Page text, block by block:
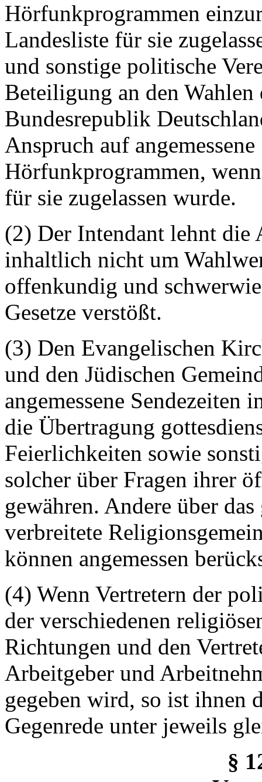
Hörfunkprogrammen
Landesliste für sie
und sonstige politische
Beteiligung an den Wahlen
Bundesrepublik
Anspruch auf
Hörfunkprogrammen,
für sie zugelassen wurde.
(2) Der Intendant lehnt die
inhaltlich nicht um
offenkundig und
Gesetze verstößt.
(3) Den Evangelischen
und den Jüdischen
angemessene
die Übertragung
Feierlichkeiten sowie
solcher über Fragen ihrer
gewähren. Andere über
verbreitete
können angemessen
(4) Wenn Vertretern der
der verschiedenen
Richtungen und den
Arbeitgeber und
gegeben wird, so ist ihnen
Gegenrede unter jeweils
§